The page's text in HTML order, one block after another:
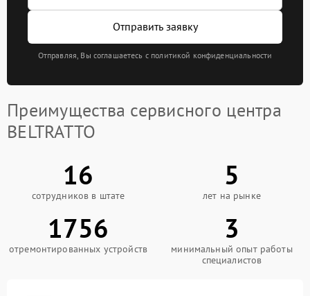
Отправить заявку
Отправляя, Вы соглашаетесь с политикой конфиденциальности
Преимущества сервисного центра
BELTRATTO
16
сотрудников в штате
5
лет на рынке
1756
отремонтированных устройств
3
минимальный опыт работы
специалистов